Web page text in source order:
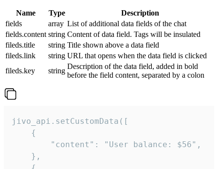
Name Type
Description
fields
array List of additional data fields of the chat
fields.content string Content of data field. Tags will be insulated
fileds.title
string Title shown above a data field
fileds.link
string URL that opens when the data field is clicked
fileds.key
string
Description of the data field, added in bold
before the field content, separated by a colon
jivo_api.setCustomData([
    {
        "content": "User balance: $56",
    },